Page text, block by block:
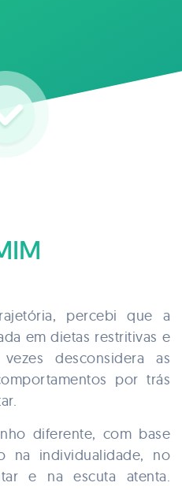
percebi que a
em dietas restritivas e
desconsidera as
por trás
diferente, com base
na individualidade, no
e na escuta atenta.